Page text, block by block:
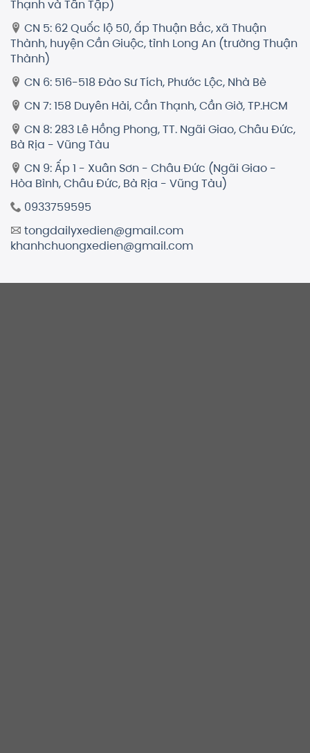
Thạnh và Tân Tập)
CN 5: 62 Quốc lộ 50, ấp Thuận Bắc, xã Thuận
Thành, huyện Cần Giuộc, tỉnh Long An (trường Thuận
Thành)
CN 6: 516-518 Đào Sư Tích, Phước Lộc, Nhà Bè
CN 7: 158 Duyên Hải, Cần Thạnh, Cần Giờ, TP.HCM
CN 8: 283 Lê Hồng Phong, TT. Ngãi Giao, Châu Đức,
Bà Rịa - Vũng Tàu
CN 9: Ấp 1 - Xuân Sơn - Châu Đức (Ngãi Giao -
Hòa Bình, Châu Đức, Bà Rịa - Vũng Tàu)
0933759595
tongdailyxedien@gmail.com
khanhchuongxedien@gmail.com